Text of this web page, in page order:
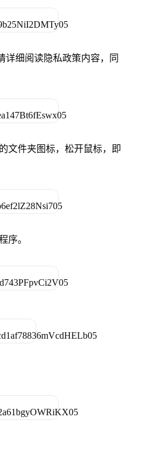
详细阅读隐私政策内容，同
文件夹图标，松开鼠标，即
序。